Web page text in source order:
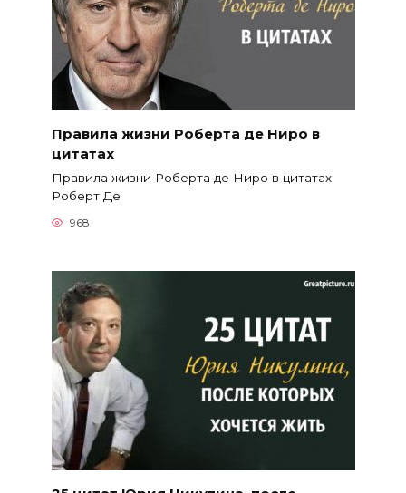
Правила жизни Роберта де Ниро в
цитатах
Правила жизни Роберта де Ниро в цитатах.
Роберт Де
968